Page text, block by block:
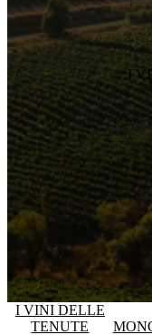
I
I VINI DELLE
TENUTE